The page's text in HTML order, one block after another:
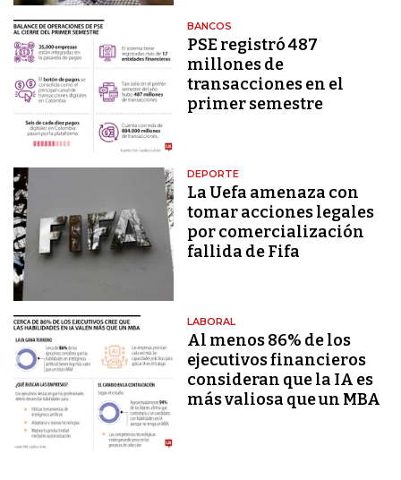
BANCOS
PSE registró 487
millones de
transacciones en el
primer semestre
DEPORTE
La Uefa amenaza con
tomar acciones legales
por comercialización
fallida de Fifa
LABORAL
Al menos 86% de los
ejecutivos financieros
consideran que la IA es
más valiosa que un MBA